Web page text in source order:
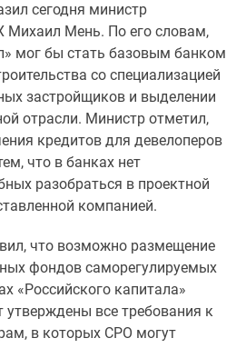
сегодня министр
Михаил Мень. По его словам,
мог бы стать базовым банком
со специализацией
застройщиков и выделении
отрасли. Министр отметил,
кредитов для девелоперов
что в банках нет
разобраться в проектной
компанией.
что возможно размещение
фондов саморегулируемых
«Российского капитала»
утверждены все требования к
в которых СРО могут